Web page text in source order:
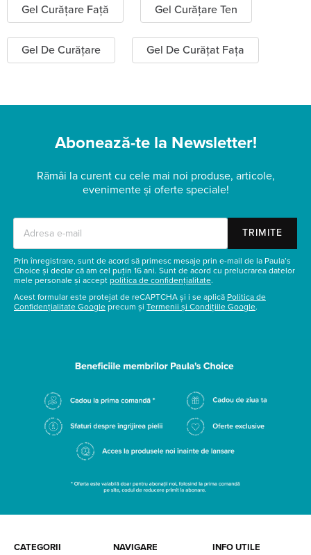
Gel Curățare Față Gel Curățare Ten
Gel De Curățare Gel De Curățat Fața
Abonează-te la Newsletter!
Rămâi la curent cu cele mai noi produse, articole,
evenimente și oferte speciale!
TRIMITE
Prin înregistrare, sunt de acord să primesc mesaje prin e-mail de la Paula’s
Choice și declar că am cel puțin 16 ani. Sunt de acord cu prelucrarea datelor
mele personale și accept politica de confidențialitate.
Acest formular este protejat de reCAPTCHA și i se aplică Politica de
Confidențialitate Google precum și Termenii și Condițiile Google.
CATEGORII NAVIGARE INFO UTILE